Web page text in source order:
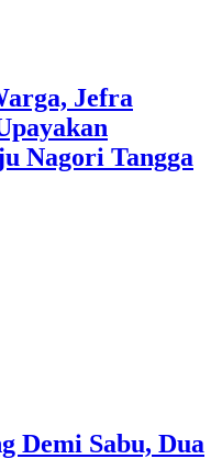
Jefra
Nagori Tangga
Demi Sabu, Dua